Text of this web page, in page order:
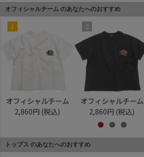
オフィシャルチーム のあなたへのおすすめ
1
オフィシャルチーム
2,860円 (税込)
2
オフィシャルチーム
2,860円 (税込)
トップス のあなたへのおすすめ